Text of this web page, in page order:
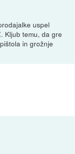
uspel
Kljub temu, da gre
in grožnje